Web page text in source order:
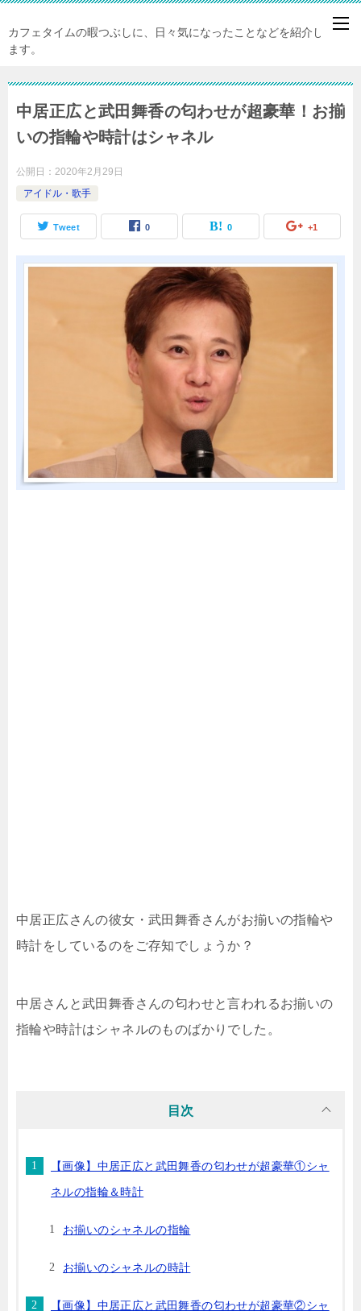
カフェタイムの暇つぶしに、日々気になったことなどを紹介してい
ます。
中居正広と武田舞香の匂わせが超豪華！お揃
いの指輪や時計はシャネル
公開日： 2020年2月29日
アイドル・歌手
Tweet 0 0 +1
中居正広さんの彼女・武田舞香さんがお揃いの指輪や
時計をしているのをご存知でしょうか？
中居さんと武田舞香さんの匂わせと言われるお揃いの
指輪や時計はシャネルのものばかりでした。
目次
【画像】中居正広と武田舞香の匂わせが超豪華①シャ
ネルの指輪＆時計
お揃いのシャネルの指輪
お揃いのシャネルの時計
【画像】中居正広と武田舞香の匂わせが超豪華②シャ